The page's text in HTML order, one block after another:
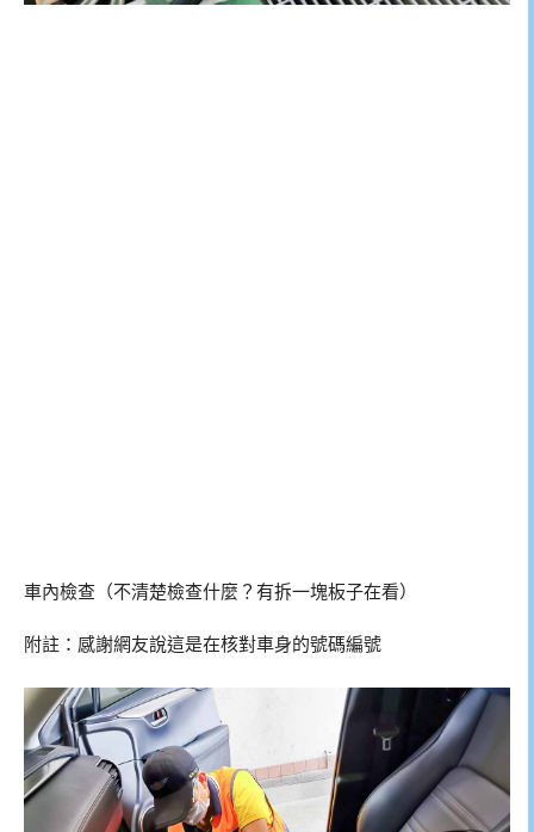
車內檢查（不清楚檢查什麼？有拆一塊板子在看）
附註：感謝網友說這是在核對車身的號碼編號